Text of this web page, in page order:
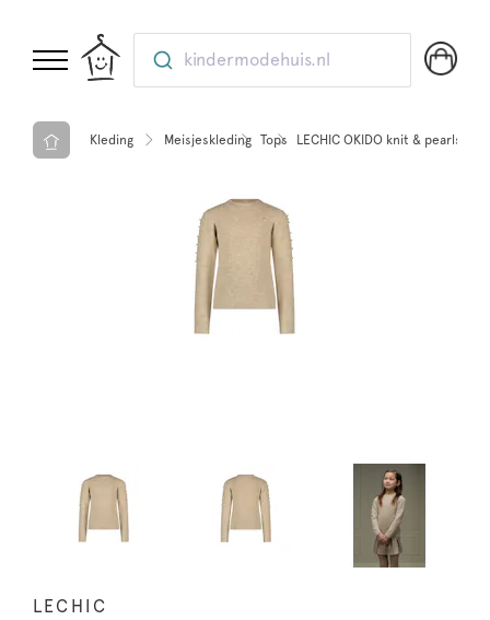
kindermodehuis.nl
Kleding Meisjeskleding Tops LECHIC OKIDO knit & pearls
LECHIC